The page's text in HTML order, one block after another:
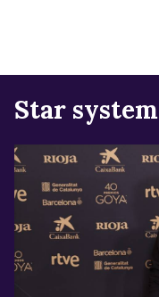
Star system